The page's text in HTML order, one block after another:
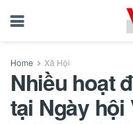
Home Xã Hội
Nhiều hoạt
tại Ngày hội